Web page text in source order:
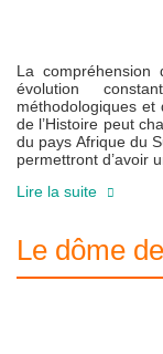
La compréhension
évolution
méthodologiques et
de l’Histoire peut
du pays Afrique du
permettront d’avoir
Lire la suite
Le dôme